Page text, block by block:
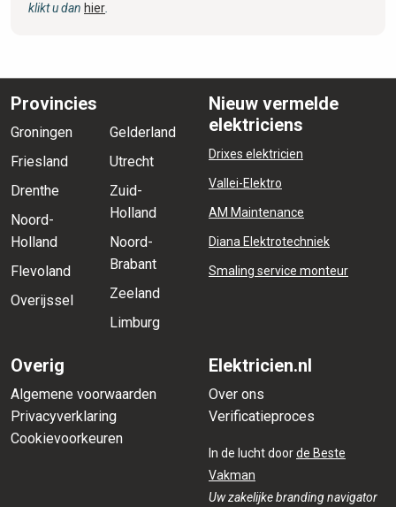
klikt u dan hier
Provincies
Groningen
Friesland
Drenthe
Noord-
Holland
Flevoland
Overijssel
Gelderland
Utrecht
Zuid-
Holland
Noord-
Brabant
Zeeland
Limburg
Nieuw vermelde
elektriciens
Drixes elektricien
Vallei-Elektro
AM Maintenance
Diana Elektrotechniek
Smaling service monteur
Overig
Algemene voorwaarden
Privacyverklaring
Cookievoorkeuren
Elektricien.nl
Over ons
Verificatieproces
In de lucht doorde Beste
Vakman
Uw zakelijke branding navigator